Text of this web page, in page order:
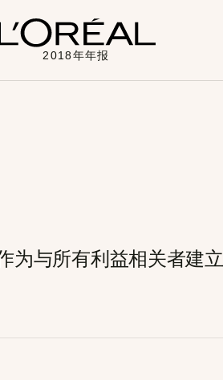
2018年年报
为与所有利益相关者建立